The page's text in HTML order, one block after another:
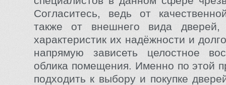
Согласитесь, ведь от
также от внешнего вида
характеристик их надёжности и
напрямую зависеть целостное
облика помещения. Именно по этой
подходить к выбору и покупке